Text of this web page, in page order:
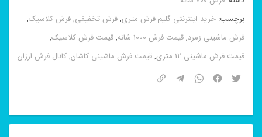
میترا
آبی
۷۰۰
برچسب: خرید اینترنتی گلیم فرش متری,فرش تخفیفی,فرش کلاسیک,
فرش ماشینی زمرد,قیمت فرش 1000 شانه ,قیمت فرش کلاسیک,
قیمت فرش ماشینی 12 متری
,قیمت فرش ماشینی کاشان,کانال فرش ارزان